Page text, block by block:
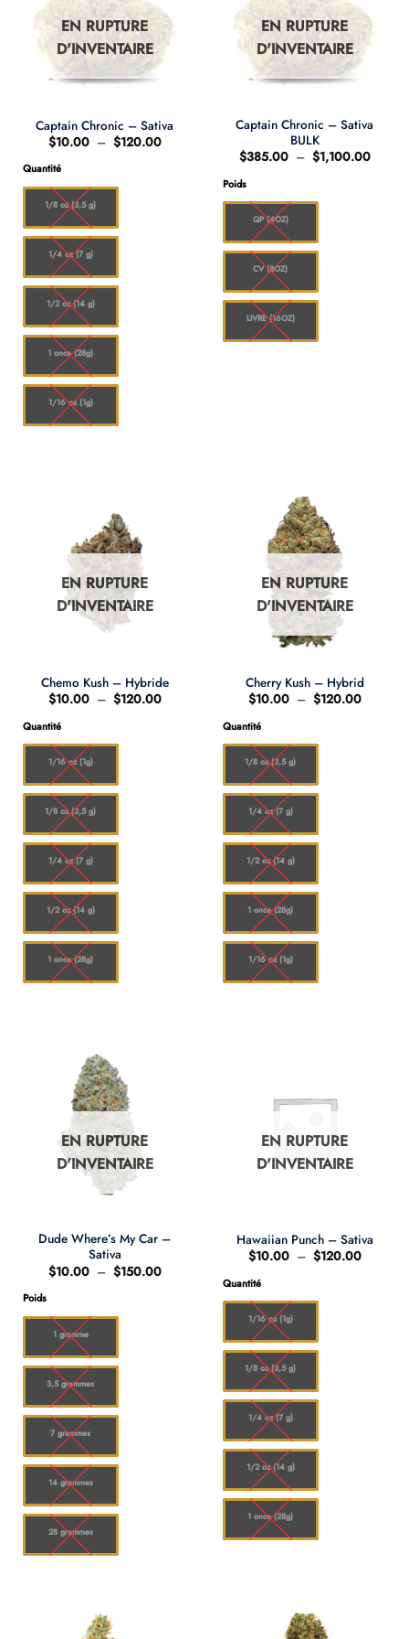
EN RUPTURE
D'INVENTAIRE
Captain Chronic – Sativa
$10.00 – $120.00Plage
Quantité
1/8 oz (3,5 g)
1/4 oz (7 g)
1/2 oz (14 g)
1 once (28g)
1/16 oz (1g)
EN RUPTURE
D'INVENTAIRE
Captain Chronic – Sativa
BULK
$385.00 – $1,100.00Plage
Poids
QP (4OZ)
CV (8OZ)
LIVRE (16OZ)
EN RUPTURE
D'INVENTAIRE
Chemo Kush – Hybride
$10.00 – $120.00Plage
Quantité
1/16 oz (1g)
1/8 oz (3,5 g)
1/4 oz (7 g)
1/2 oz (14 g)
1 once (28g)
EN RUPTURE
D'INVENTAIRE
Cherry Kush – Hybrid
$10.00 – $120.00Plage
Quantité
1/8 oz (3,5 g)
1/4 oz (7 g)
1/2 oz (14 g)
1 once (28g)
1/16 oz (1g)
EN RUPTURE
D'INVENTAIRE
Dude Where’s My Car –
Sativa
$10.00 – $150.00Plage
Poids
1 gramme
3,5 grammes
7 grammes
14 grammes
28 grammes
EN RUPTURE
D'INVENTAIRE
Hawaiian Punch – Sativa
$10.00 – $120.00Plage
Quantité
1/16 oz (1g)
1/8 oz (3,5 g)
1/4 oz (7 g)
1/2 oz (14 g)
1 once (28g)